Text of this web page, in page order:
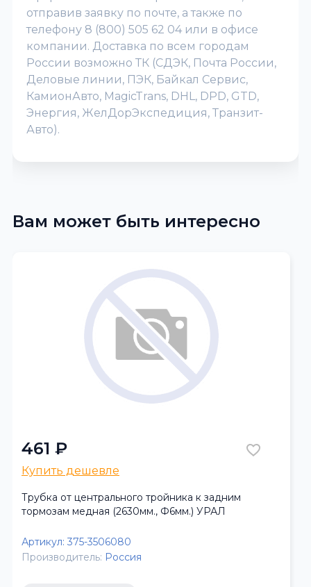
отправив заявку по почте, а также по
телефону 8 (800) 505 62 04 или в офисе
компании. Доставка по всем городам
России возможно ТК (СДЭК, Почта России,
Деловые линии, ПЭК, Байкал Сервис,
КамионАвто, MagicTrans, DHL, DPD, GTD,
Энергия, ЖелДорЭкспедиция, Транзит-
Авто).
Вам может быть интересно
461 ₽
Купить дешевле
Трубка от центрального тройника к задним
тормозам медная (2630мм., Ф6мм.) УРАЛ
Артикул: 375-3506080
Производитель: Россия